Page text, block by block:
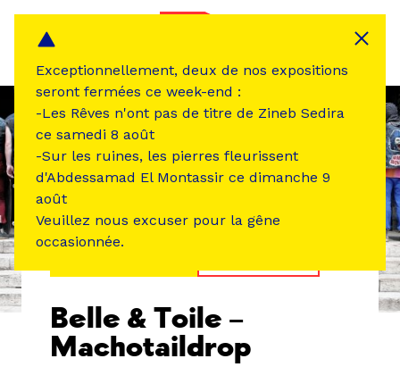
Belle & Toile –
Machotaildrop
Exceptionnellement, deux de nos expositions
seront fermées ce week-end :
-Les Rêves n'ont pas de titre de Zineb Sedira
ce samedi 8 août
-Sur les ruines, les pierres fleurissent
d'Abdessamad El Montassir ce dimanche 9
août
Veuillez nous excuser pour la gêne
occasionnée.
Panneau de gestion des cookies